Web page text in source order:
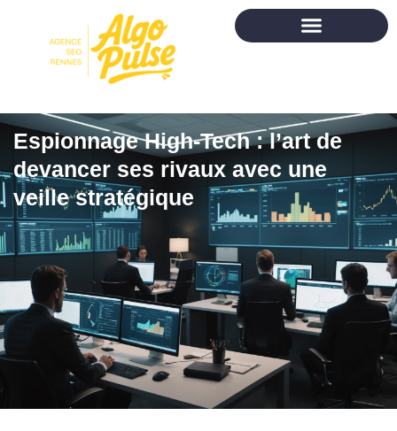
Espionnage High-Tech : l’art de
devancer ses rivaux avec une
veille stratégique